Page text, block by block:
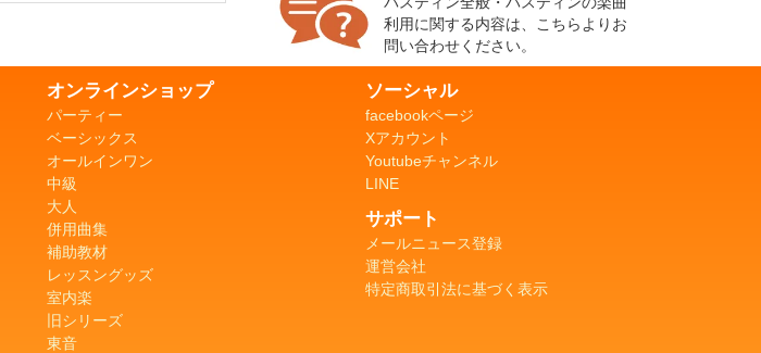
利用に関する内容は、こちらよりお
問い合わせください。
オンラインショップ
パーティー
ベーシックス
オールインワン
中級
大人
併用曲集
補助教材
レッスングッズ
室内楽
旧シリーズ
東音
ソーシャル
facebookページ
Xアカウント
Youtubeチャンネル
LINE
サポート
メールニュース登録
運営会社
特定商取引法に基づく表示